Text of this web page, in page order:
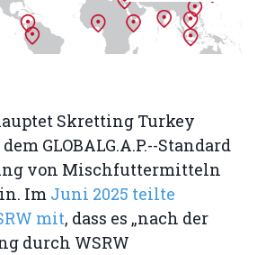
Skretting Turkey
GLOBALG.A.P.--Standard
von Mischfuttermitteln
Im Juni 2025 teilte
mit, dass es „nach der
durch WSRW